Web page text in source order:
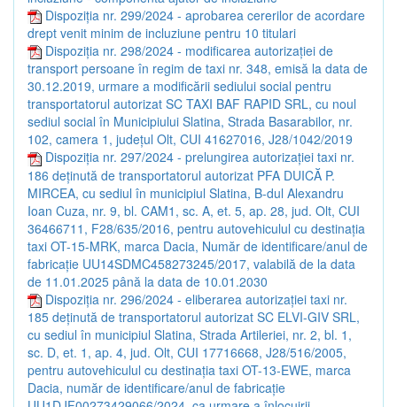
Dispoziția nr. 299/2024 - aprobarea cererilor de acordare
drept venit minim de incluziune pentru 10 titulari
Dispoziția nr. 298/2024 - modificarea autorizației de
transport persoane în regim de taxi nr. 348, emisă la data de
30.12.2019, urmare a modificării sediului social pentru
transportatorul autorizat SC TAXI BAF RAPID SRL, cu noul
sediul social în Municipiului Slatina, Strada Basarabilor, nr.
102, camera 1, județul Olt, CUI 41627016, J28/1042/2019
Dispoziția nr. 297/2024 - prelungirea autorizației taxi nr.
186 deținută de transportatorul autorizat PFA DUICĂ P.
MIRCEA, cu sediul în municipiul Slatina, B-dul Alexandru
Ioan Cuza, nr. 9, bl. CAM1, sc. A, et. 5, ap. 28, jud. Olt, CUI
36466711, F28/635/2016, pentru autovehiculul cu destinația
taxi OT-15-MRK, marca Dacia, Număr de identificare/anul de
fabricație UU14SDMC458273245/2017, valabilă de la data
de 11.01.2025 până la data de 10.01.2030
Dispoziția nr. 296/2024 - eliberarea autorizației taxi nr.
185 deținută de transportatorul autorizat SC ELVI-GIV SRL,
cu sediul în municipiul Slatina, Strada Artileriei, nr. 2, bl. 1,
sc. D, et. 1, ap. 4, jud. Olt, CUI 17716668, J28/516/2005,
pentru autovehiculul cu destinația taxi OT-13-EWE, marca
Dacia, număr de identificare/anul de fabricație